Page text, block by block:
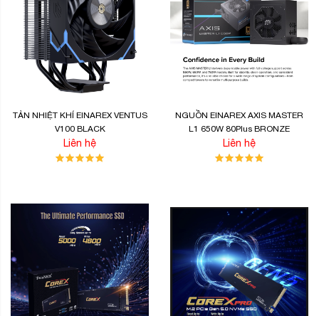
TẢN NHIỆT KHÍ EINAREX VENTUS
V100 BLACK
Liên hệ
NGUỒN EINAREX AXIS MASTER
L1 650W 80Plus BRONZE
Liên hệ